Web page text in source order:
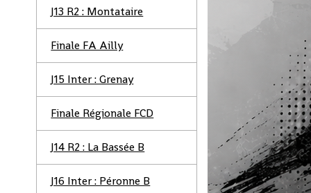
J13 R2 : Montataire
Finale FA Ailly
J15 Inter : Grenay
Finale Régionale FCD
J14 R2 : La Bassée B
J16 Inter : Péronne B